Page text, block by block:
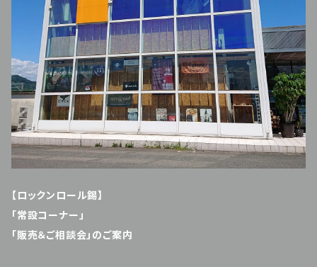
【ロックンロール錫】
「常設コーナー」
「販売＆ご相談会」のご案内